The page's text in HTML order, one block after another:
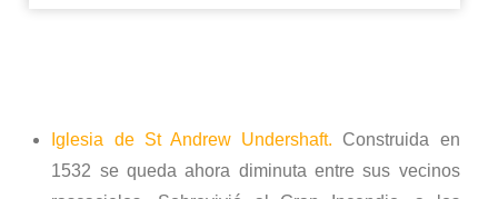
Iglesia de St Andrew Undershaft. Construida en
1532 se queda ahora diminuta entre sus vecinos